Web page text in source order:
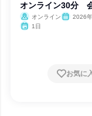
オンライン30分
オンライン
2026
1日
お気に